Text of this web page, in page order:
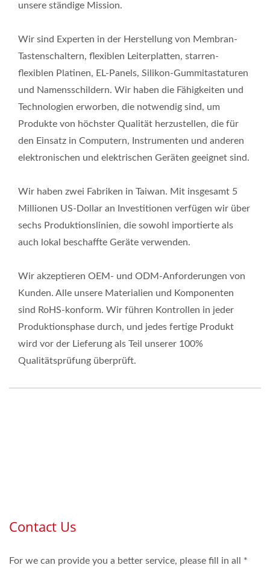
unsere ständige Mission.
Wir sind Experten in der Herstellung von Membran-
Tastenschaltern, flexiblen Leiterplatten, starren-
flexiblen Platinen, EL-Panels, Silikon-Gummitastaturen
und Namensschildern. Wir haben die Fähigkeiten und
Technologien erworben, die notwendig sind, um
Produkte von höchster Qualität herzustellen, die für
den Einsatz in Computern, Instrumenten und anderen
elektronischen und elektrischen Geräten geeignet sind.
Wir haben zwei Fabriken in Taiwan. Mit insgesamt 5
Millionen US-Dollar an Investitionen verfügen wir über
sechs Produktionslinien, die sowohl importierte als
auch lokal beschaffte Geräte verwenden.
Wir akzeptieren OEM- und ODM-Anforderungen von
Kunden. Alle unsere Materialien und Komponenten
sind RoHS-konform. Wir führen Kontrollen in jeder
Produktionsphase durch, und jedes fertige Produkt
wird vor der Lieferung als Teil unserer 100%
Qualitätsprüfung überprüft.